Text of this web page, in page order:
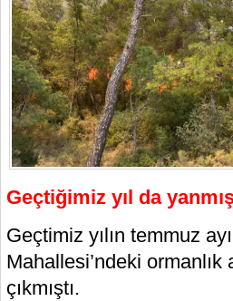
Geçtiğimiz yıl da
Geçtimiz yılın temmuz
Mahallesi’ndeki
çıkmıştı.